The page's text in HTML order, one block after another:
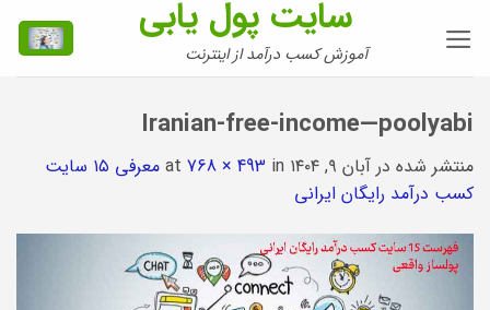
سایت پول یابی
آموزش کسب درآمد از اینترنت
Iranian-free-income—poolyabi
منتشر شده در آبان ۹, ۱۴۰۴ 768 × 493 in
معرفی ۱۵ سایت
کسب درآمد رایگان ایرانی